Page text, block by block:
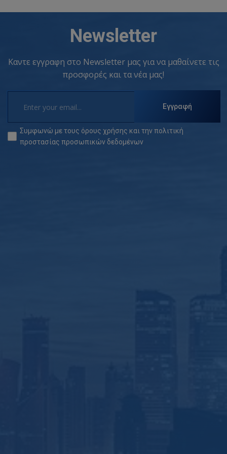
Newsletter
Καντε εγγραφη στο Newsletter μας για να μαθαίνετε τις
προσφορές και τα νέα μας!
Εγγραφή
Συμφωνώ με τους όρους χρήσης και τηνπολιτική
προστασίας προσωπικών δεδομένων